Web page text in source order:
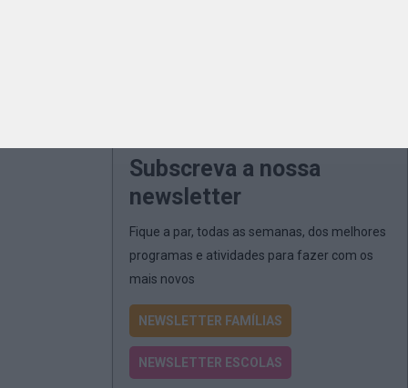
Subscreva a nossa
newsletter
Fique a par, todas as semanas, dos melhores
programas e atividades para fazer com os
mais novos
NEWSLETTER FAMÍLIAS
NEWSLETTER ESCOLAS